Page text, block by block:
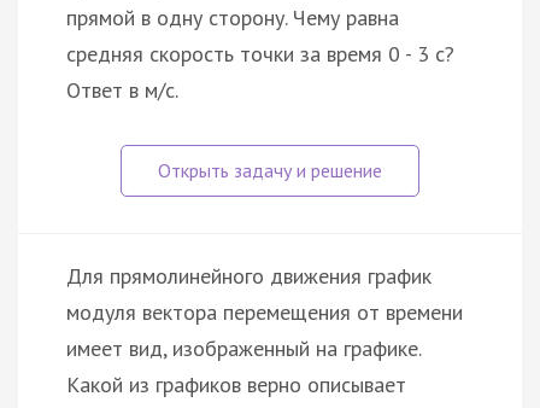
прямой в одну сторону. Чему равна
средняя скорость точки за время 0 - 3 с?
Ответ в м/с.
Для прямолинейного движения график
модуля вектора перемещения от времени
имеет вид, изображенный на графике.
Какой из графиков верно описывает